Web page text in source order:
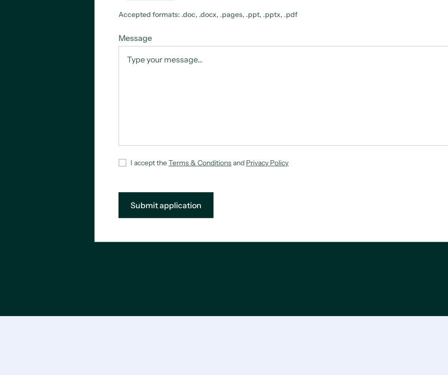
Accepted formats: .doc, .docx, .pages, .ppt, .pptx, .pdf
Message
I accept theTerms & Conditionsand Privacy Policy